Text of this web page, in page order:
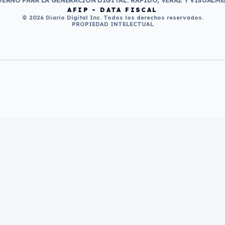
AFIP - DATA FISCAL
© 2026 Diario Digital Inc. Todos los derechos reservados.
PROPIEDAD INTELECTUAL